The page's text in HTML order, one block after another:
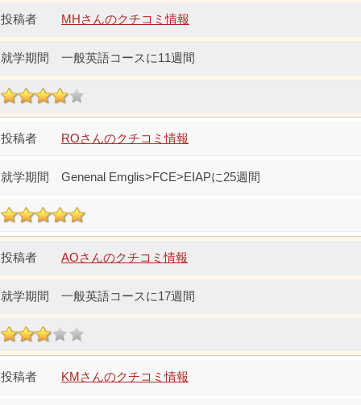
MHさんのクチコミ情報
一般英語コースに11週間
ROさんのクチコミ情報
Genenal Emglis>FCE>EIAPに25週間
AOさんのクチコミ情報
一般英語コースに17週間
KMさんのクチコミ情報